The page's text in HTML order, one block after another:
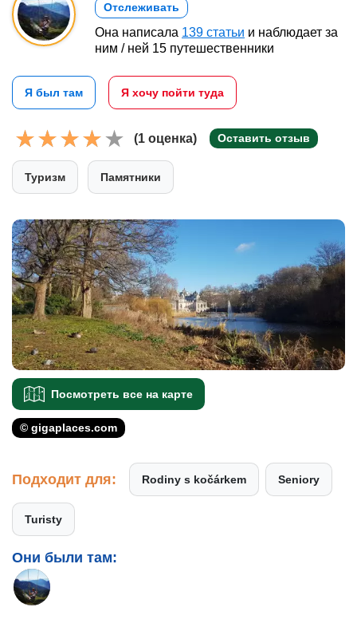
Отслеживать
Она написала 139 статьи и наблюдает за
ним / ней 15 путешественники
Я был там Я хочу пойти туда
(1 оценка) Оставить отзыв
Туризм Памятники
Посмотреть все на карте
© gigaplaces.com
Подходит для: Rodiny s kočárkem Seniory
Turisty
Они были там: